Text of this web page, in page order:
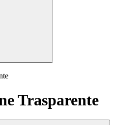
Trasparente